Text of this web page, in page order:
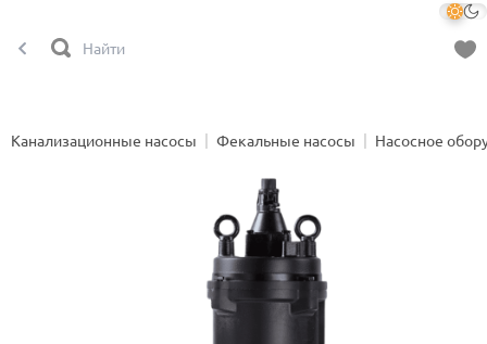
Канализационные насосы Фекальные насосы Насосное